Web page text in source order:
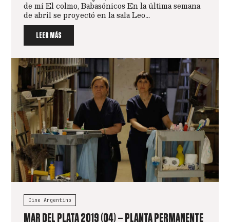
de mí El colmo, Babasónicos En la última semana
de abril se proyectó en la sala Leo...
LEER MÁS
Cine Argentino
MAR DEL PLATA 2019 (04) – PLANTA PERMANENTE